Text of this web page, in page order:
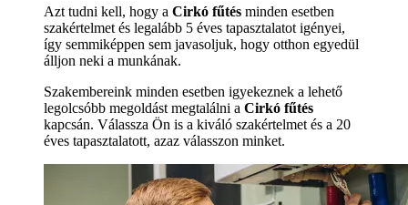
Azt tudni kell, hogy a Cirkó fűtés minden esetben
szakértelmet és legalább 5 éves tapasztalatot igényei,
így semmiképpen sem javasoljuk, hogy otthon egyedül
álljon neki a munkának.
Szakembereink minden esetben igyekeznek a lehető
legolcsóbb megoldást megtalálni a Cirkó fűtés
kapcsán. Válassza Ön is a kiváló szakértelmet és a 20
éves tapasztalatott, azaz válasszon minket.